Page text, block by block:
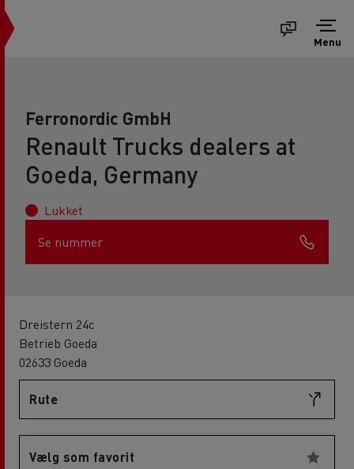
Menu
Ferronordic GmbH
Renault Trucks dealers at
Goeda, Germany
Lukket
Se nummer
Dreistern 24c
Betrieb Goeda
02633 Goeda
Rute
Vælg som favorit